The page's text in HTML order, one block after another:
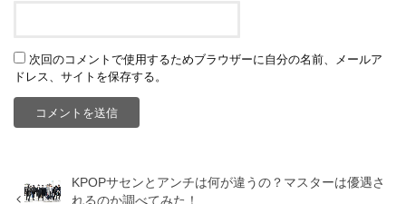
次回のコメントで使用するためブラウザーに自分の名前、メールア
ドレス、サイトを保存する。
KPOPサセンとアンチは何が違うの？マスターは優遇さ
れるのか調べてみた！